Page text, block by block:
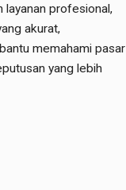
layanan profesional,
akurat,
memahami pasar
yang lebih